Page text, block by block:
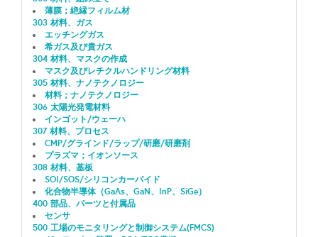
薄膜；絶縁フィルム材
303 材料、ガス
エッチングガス
希ガス及び貴ガス
304 材料、マスクの作成
マスク及びレチクルハンドリング材料
305 材料、ナノテクノロジー
材料；ナノテクノロジー
306 太陽光発電材料
インゴット/ウェーハ
307 材料、プロセス
CMP/グラインド/ラップ/研磨/研磨剤
プラズマ；イオンソース
308 材料、基板
SOI/SOS/シリコンカーバイド
化合物半導体（GaAs、GaN、InP、SiGe）
400 部品、パーツと付属品
センサ
500 工場のモニタリングと制御システム(FMCS)